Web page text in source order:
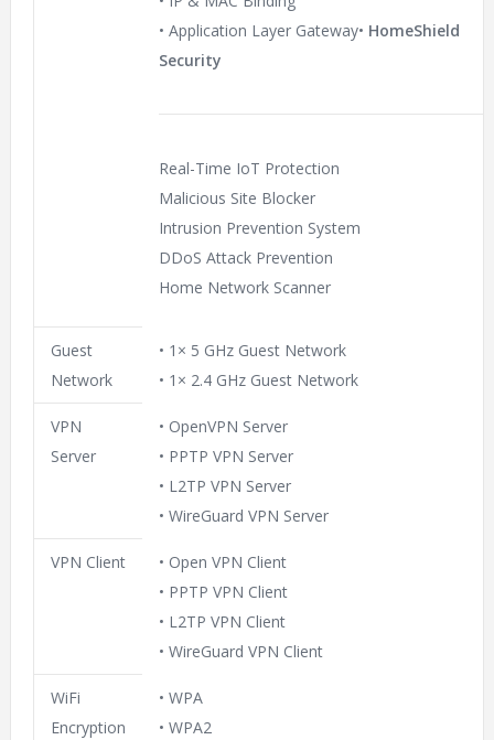
• Application Layer Gateway• HomeShield
Security
Real-Time IoT Protection
Malicious Site Blocker
Intrusion Prevention System
DDoS Attack Prevention
Home Network Scanner
Guest
Network
• 1× 5 GHz Guest Network
• 1× 2.4 GHz Guest Network
VPN
Server
• OpenVPN Server
• PPTP VPN Server
• L2TP VPN Server
• WireGuard VPN Server
VPN Client
• Open VPN Client
• PPTP VPN Client
• L2TP VPN Client
• WireGuard VPN Client
WiFi
Encryption
• WPA
• WPA2